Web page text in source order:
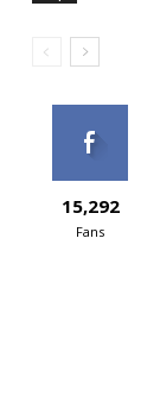
15,292
Fans